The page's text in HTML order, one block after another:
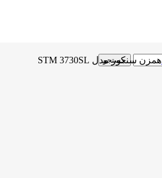
جستجو
همزن سنکور مدل STM 3730SL